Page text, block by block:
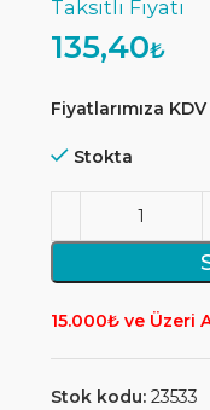
135,40₺
Fiyatlarımıza
Stokta
15.000₺ ve Üzeri
Stok kodu: 23533